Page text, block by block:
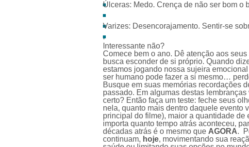
Úlceras: Medo. Crença de não ser bom o
Varizes: Desencorajamento. Sentir-se
.
Interessante não?
Comece bem o ano. Dê atenção aos
busca esconder de si próprio. Quando
estamos jogando nossa sujeira
ser humano pode fazer a si mesmo…
Busque em suas memórias recordações
passado. Em algumas destas
certo? Então faça um teste: feche seus
nela, quanto mais dentro daquele evento
principal do filme), maior a quantidade
importa quanto tempo atrás aconteceu,
décadas atrás é o mesmo que AGORA.
continuam, hoje, movimentando sua